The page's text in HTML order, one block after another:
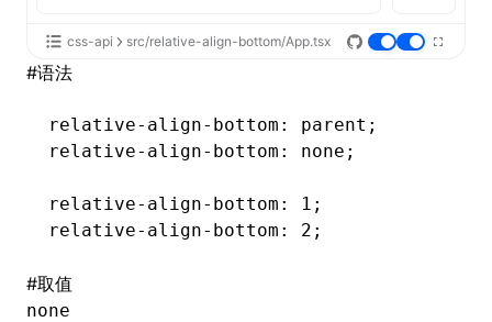
css-api src/relative-align-bottom/App.tsx
#语法
relative-align-bottom : parent;
relative-align-bottom : none;
relative-align-bottom : 1;
relative-align-bottom : 2;
#取值
none